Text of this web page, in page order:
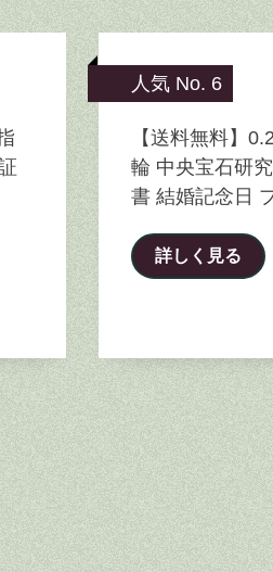
人気 No. 6
【送料無料】
輪 中央宝石研
書 結婚記念日
詳しく見る